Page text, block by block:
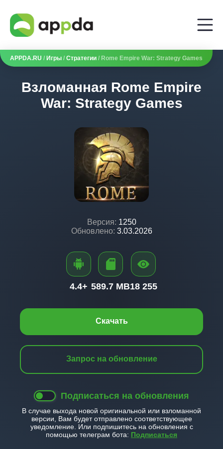
APPDA.RU / Игры / Стратегии / Rome Empire War: Strategy Games
Взломанная Rome Empire
War: Strategy Games
Версия: 1250
Обновлено: 3.03.2026
Скачать
Запрос на обновление
Подписаться на обновления
В случае выхода новой оригинальной или взломанной
версии, Вам будет отправлено соответствующее
уведомление. Или подпишитесь на обновления с
помощью телеграм бота: Подписаться
4.4+ 589.7 MB18 255